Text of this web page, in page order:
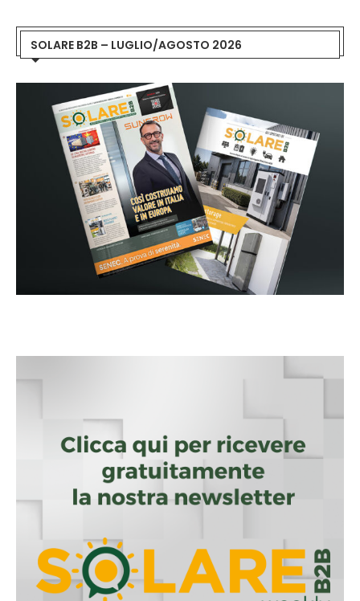
SOLARE B2B – LUGLIO/AGOSTO 2026